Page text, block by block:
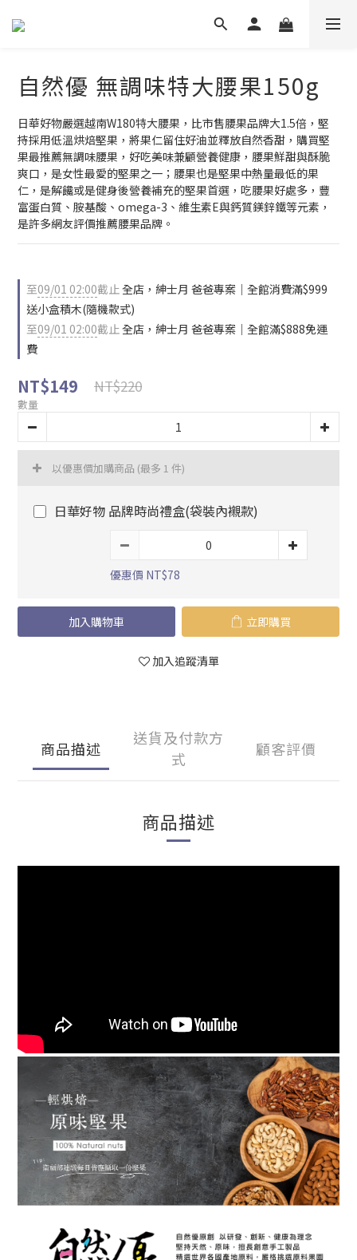
自然優 無調味特大腰果150g
日華好物嚴選越南W180特大腰果，比市售腰果品牌大1.5倍，堅
持採用低溫烘焙堅果，將果仁留住好油並釋放自然香甜，購買堅
果最推薦無調味腰果，好吃美味兼顧營養健康，腰果鮮甜與酥脆
爽口，是女性最愛的堅果之一；腰果也是堅果中熱量最低的果
仁，是解饞或是健身後營養補充的堅果首選，吃腰果好處多，豐
富蛋白質、胺基酸、omega-3、維生素E與鈣質鎂鋅鐵等元素，
是許多網友評價推薦腰果品牌。
至09/01 02:00截止全店，紳士月 爸爸專案｜全館消費滿$999
送小盒積木(隨機款式)
至09/01 02:00截止全店，紳士月 爸爸專案｜全館滿$888免運
費
NT$149 NT$220
數量
以優惠價加購商品 (最多 1 件)
日華好物 品牌時尚禮盒(袋裝內襯款)
優惠價 NT$78
加入購物車 立即購買
加入追蹤清單
商品描述
送貨及付款方
式
顧客評價
商品描述